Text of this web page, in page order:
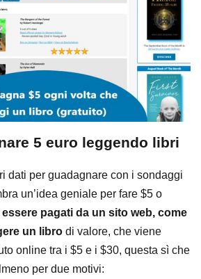
5 euro leggendo libri
dati per guadagnare con i sondaggi
un’idea geniale per fare $5 o
essere pagati da un sito web, come
un libro di valore, che viene
online tra i $5 e i $30, questa sì che
per due motivi: